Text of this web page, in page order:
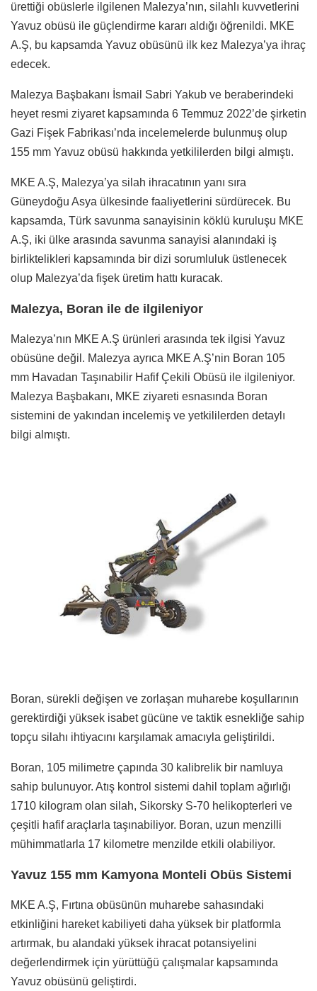
ürettiği obüslerle ilgilenen Malezya’nın, silahlı kuvvetlerini
Yavuz obüsü ile güçlendirme kararı aldığı öğrenildi. MKE
A.Ş, bu kapsamda Yavuz obüsünü ilk kez Malezya’ya ihraç
edecek.
Malezya Başbakanı İsmail Sabri Yakub ve beraberindeki
heyet resmi ziyaret kapsamında 6 Temmuz 2022’de şirketin
Gazi Fişek Fabrikası’nda incelemelerde bulunmuş olup
155 mm Yavuz obüsü hakkında yetkililerden bilgi almıştı.
MKE A.Ş, Malezya’ya silah ihracatının yanı sıra
Güneydoğu Asya ülkesinde faaliyetlerini sürdürecek. Bu
kapsamda, Türk savunma sanayisinin köklü kuruluşu MKE
A.Ş, iki ülke arasında savunma sanayisi alanındaki iş
birliktelikleri kapsamında bir dizi sorumluluk üstlenecek
olup Malezya’da fişek üretim hattı kuracak.
Malezya, Boran ile de ilgileniyor
Malezya’nın MKE A.Ş ürünleri arasında tek ilgisi Yavuz
obüsüne değil. Malezya ayrıca MKE A.Ş’nin Boran 105
mm Havadan Taşınabilir Hafif Çekili Obüsü ile ilgileniyor.
Malezya Başbakanı, MKE ziyareti esnasında Boran
sistemini de yakından incelemiş ve yetkililerden detaylı
bilgi almıştı.
Boran, sürekli değişen ve zorlaşan muharebe koşullarının
gerektirdiği yüksek isabet gücüne ve taktik esnekliğe sahip
topçu silahı ihtiyacını karşılamak amacıyla geliştirildi.
Boran, 105 milimetre çapında 30 kalibrelik bir namluya
sahip bulunuyor. Atış kontrol sistemi dahil toplam ağırlığı
1710 kilogram olan silah, Sikorsky S-70 helikopterleri ve
çeşitli hafif araçlarla taşınabiliyor. Boran, uzun menzilli
mühimmatlarla 17 kilometre menzilde etkili olabiliyor.
Yavuz 155 mm Kamyona Monteli Obüs Sistemi
MKE A.Ş, Fırtına obüsünün muharebe sahasındaki
etkinliğini hareket kabiliyeti daha yüksek bir platformla
artırmak, bu alandaki yüksek ihracat potansiyelini
değerlendirmek için yürüttüğü çalışmalar kapsamında
Yavuz obüsünü geliştirdi.